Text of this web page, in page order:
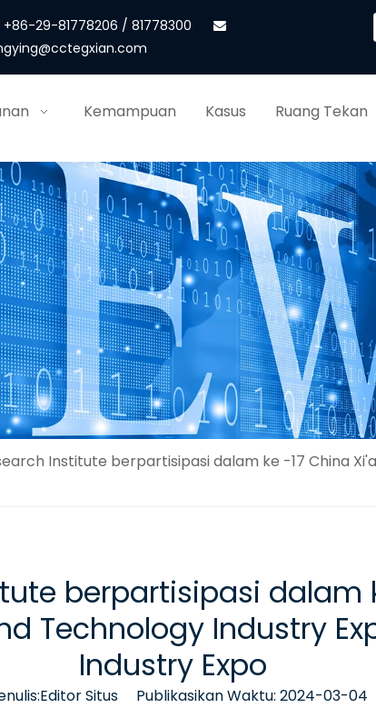
+86-29-81778206 / 81778300
Kemampuan Kasus Ruang Tekan
Institute berpartisipasi dalam ke -17 China
berpartisipasi dalam
Technology Industry
Industry Expo
Situs Publikasikan Waktu: 2024-03-